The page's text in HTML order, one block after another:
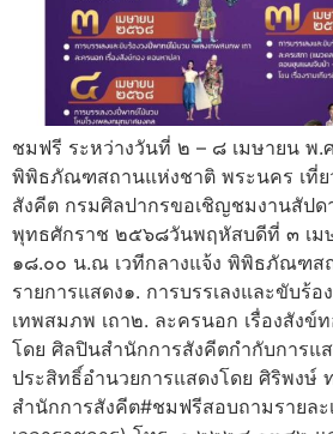
ชมฟรี ระหว่างวันที่ ๒ – ๘ เมษายน
พิพิธภัณฑสถานแห่งชาติ พระนคร เที่
สังคีต กรมศิลปากรขอเชิญชมงานสัป
พุทธศักราช ๒๕๖๘วันพฤหัสบดีที่ ๓ เม
๑๘.๐๐ น.ณ เวทีกลางแจ้ง พิพิธภัณฑส
รายการแสดง๑. การบรรเลงและขับร้อ
เทพสมภพ เถา๒. ละครนอก เรื่องสังข์
โดย ศิลปินสำนักการสังคีตกำกับการแ
ประสิทธิ์อำนวยการแสดงโดย ศิริพงษ์
สำนักการสังคีต#ชมฟรีสอบถามรายละ